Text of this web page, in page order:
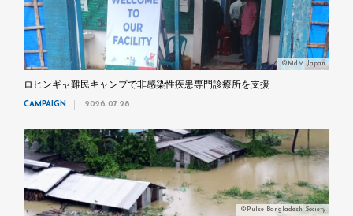
©MdM Japan
ロヒンギャ難民キャンプで非感染性疾患専門診療所を支援
CAMPAIGN 2026.07.28
©Pulse Bangladesh Society